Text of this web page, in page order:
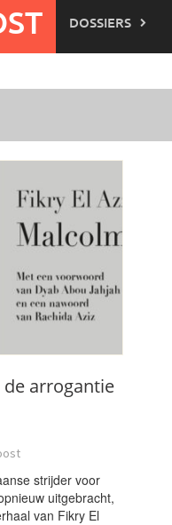
DOSSIERS
de arrogantie
strijder voor
uitgebracht,
van Fikry El